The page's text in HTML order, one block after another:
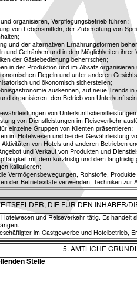
organisieren, Verpflegungsbetrieb führen;
von Lebensmitteln, der Zubereitung von
und der alternativen Ernährungsformen
und Getränken und in den Möglichkeiten
der Gästebedienung beherrschen;
in der Produktion und im Absatz
Regeln und unter anderen
und ökonomisch sicherstellen;
auskennen, auf neue Trends
organisieren, den Betrieb von
von
von Dienstleistungen im Reiseverkehr
einzelne Gruppen von Klienten präsentieren;
im Hotelwesen und bei der Gewährleistung
von Hotels und anderen Betrieben
und Verkauf von Produkten und
mit dem kurzfristig und dem
kalkulieren;
Vermögensbewegungen, Rohstoffe,
der Betriebsstäte verwenden, Techniken zur
DIE FÜR DEN INHABER/
und Reiseverkehr tätig. Es
im Gastgewerbe und Hotelbetrieb,
5. AMTLICHE
Stelle